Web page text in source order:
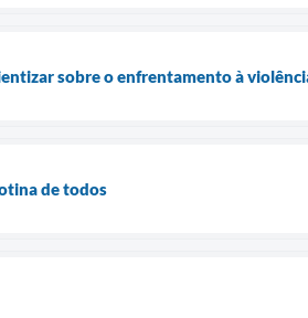
sobre o enfrentamento à
de todos